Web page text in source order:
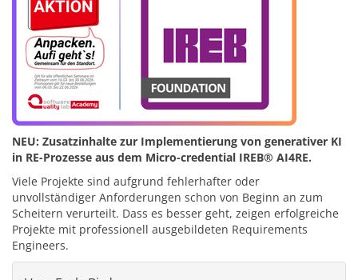
NEU: Zusatzinhalte zur Implementierung von generativer KI
in RE-Prozesse aus dem Micro-credential IREB® AI4RE.
Viele Projekte sind aufgrund fehlerhafter oder
unvollständiger Anforderungen schon von Beginn an zum
Scheitern verurteilt. Dass es besser geht, zeigen erfolgreiche
Projekte mit professionell ausgebildeten Requirements
Engineers.